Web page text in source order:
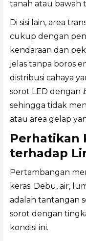
tanah atau bawah
Di sisi lain, area
cukup dengan
kendaraan dan
jelas tanpa boros
distribusi cahaya
sorot LED dengan
sehingga tidak
atau area gelap
Perhatikan
terhadap
Pertambangan
keras. Debu, air,
adalah tantangan
sorot dengan
kondisi ini.